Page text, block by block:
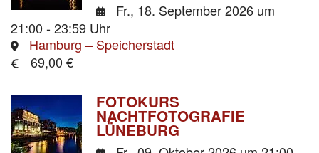
Fr., 18. September 2026 um
21:00 - 23:59 Uhr
Hamburg – Speicherstadt
69,00 €
FOTOKURS
NACHTFOTOGRAFIE
LÜNEBURG